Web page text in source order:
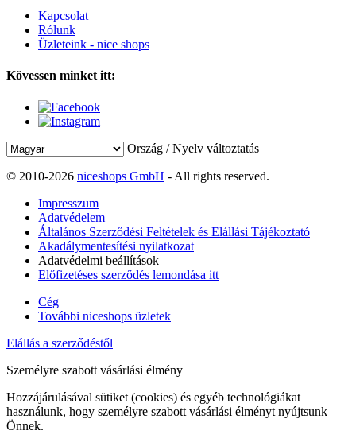
Kapcsolat
Rólunk
Üzleteink - nice shops
Kövessen minket itt:
Ország / Nyelv változtatás
© 2010-2026 niceshops GmbH - All rights reserved.
Impresszum
Adatvédelem
Általános Szerződési Feltételek és Elállási Tájékoztató
Akadálymentesítési nyilatkozat
Adatvédelmi beállítások
Előfizetéses szerződés lemondása itt
Cég
További niceshops üzletek
Elállás a szerződéstől
Személyre szabott vásárlási élmény
Hozzájárulásával sütiket (cookies) és egyéb technológiákat
használunk, hogy személyre szabott vásárlási élményt nyújtsunk
Önnek.